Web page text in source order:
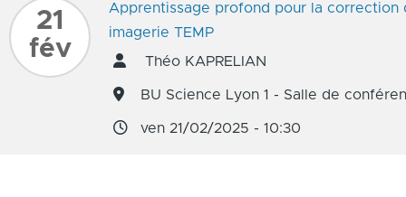
21
fév
Apprentissage profond pour la correction
imagerie TEMP
Théo KAPRELIAN
BU Science Lyon 1 - Salle de
ven 21/02/2025 - 10:30